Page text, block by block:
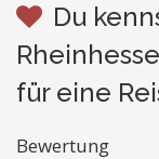
Du
für eine
Bewertung